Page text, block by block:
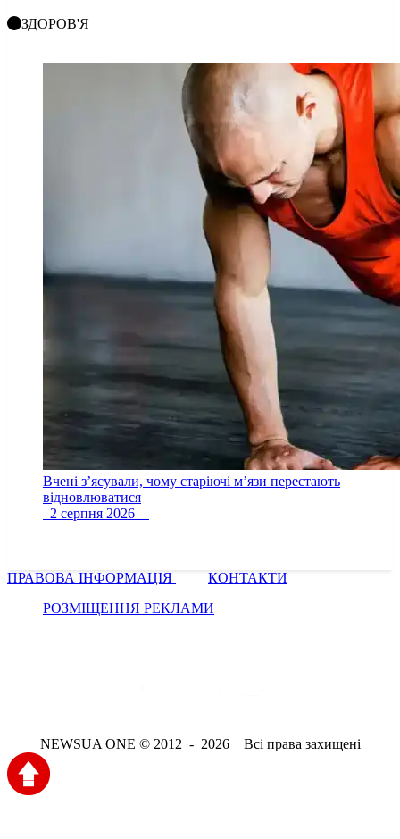
ЗДОРОВ'Я
Вчені з’ясували, чому старіючі м’язи перестають
відновлюватися
2 серпня 2026
ПРАВОВА ІНФОРМАЦІЯ
КОНТАКТИ
РОЗМІЩЕННЯ РЕКЛАМИ
NEWSUA ONE © 2012 - 2026 Всі права захищені